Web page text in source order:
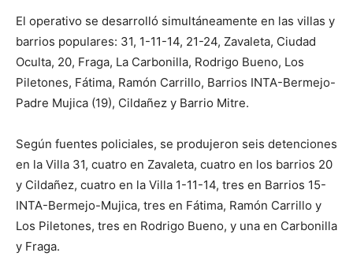
El operativo se desarrolló simultáneamente en las villas y
barrios populares: 31, 1-11-14, 21-24, Zavaleta, Ciudad
Oculta, 20, Fraga, La Carbonilla, Rodrigo Bueno, Los
Piletones, Fátima, Ramón Carrillo, Barrios INTA-Bermejo-
Padre Mujica (19), Cildañez y Barrio Mitre.
Según fuentes policiales, se produjeron seis detenciones
en la Villa 31, cuatro en Zavaleta, cuatro en los barrios 20
y Cildañez, cuatro en la Villa 1-11-14, tres en Barrios 15-
INTA-Bermejo-Mujica, tres en Fátima, Ramón Carrillo y
Los Piletones, tres en Rodrigo Bueno, y una en Carbonilla
y Fraga.